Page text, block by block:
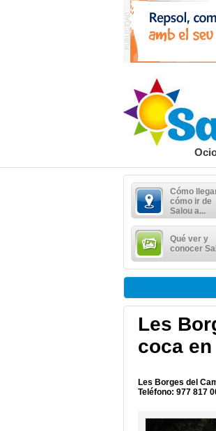
Cómo
cómo ir de
Salou a...
Qué ver y
conocer
Les
coca
Les Borges del
Teléfono: 977 817